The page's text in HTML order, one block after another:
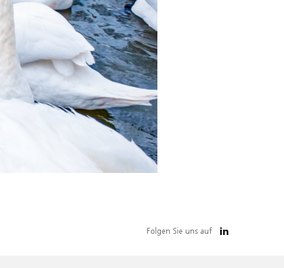
Folgen Sie uns auf